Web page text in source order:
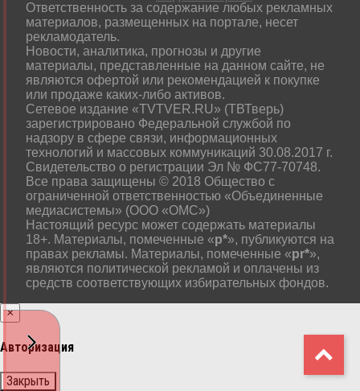
Ответственность за содержание любых рекламных
материалов, размещенных на портале, несет
рекламодатель.
Новости, аналитика, прогнозы и другие
материалы, представленные на данном сайте, не
являются офертой или рекомендацией к покупке
или продаже каких-либо активов.
Сетевое издание «TVTVER.RU» (ТВТверь)
зарегистрировано Федеральной службой по
надзору в сфере связи, информационных
технологий и массовых коммуникаций 30.08.2017 г.
Свидетельство о регистрации Эл № ФС77-70748.
Все права защищены © 2018 Общество с
ограниченной ответственностью «Объединенные
медиасистемы» (ООО «ОМС»)
Настоящий ресурс может содержать материалы
18+. Материалы, помеченные «р*», публикуются на
правах рекламы. Материалы, помеченные «рr*»,
являются политической рекламой и оплачены из
средств соответствующих избирательных фондов.
×
Авторизация
Закрыть